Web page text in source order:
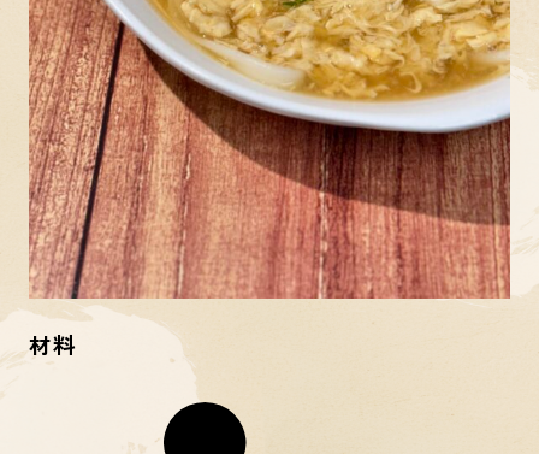
材料